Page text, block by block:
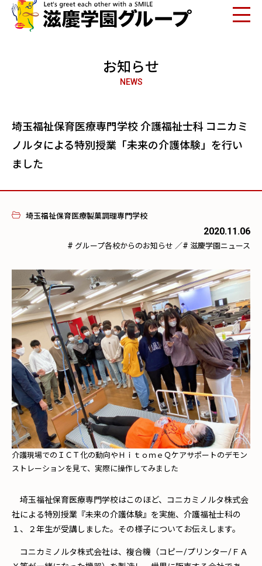
お知らせ
NEWS
埼玉福祉保育医療専門学校 介護福祉士科 コニカミ
ノルタによる特別授業「未来の介護体験」を行い
ました
埼玉福祉保育医療製菓調理専門学校
2020.11.06
# グループ各校からのお知らせ ／# 滋慶学園ニュース
介護現場でのＩＣＴ化の動向やＨｉｔｏｍｅＱケアサポートのデモン
ストレーションを見て、実際に操作してみました
埼玉福祉保育医療専門学校はこのほど、コニカミノルタ株式会
社による特別授業『未来の介護体験』を実施、介護福祉士科の
１、２年生が受講しました。その様子についてお伝えします。
コニカミノルタ株式会社は、複合機（コピー/プリンター/ＦＡ